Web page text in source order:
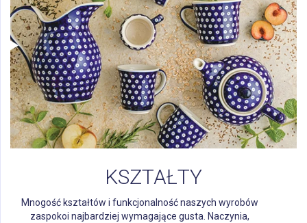
KSZTAŁTY
Mnogość kształtów i funkcjonalność naszych wyrobów
zaspokoi najbardziej wymagające gusta. Naczynia,